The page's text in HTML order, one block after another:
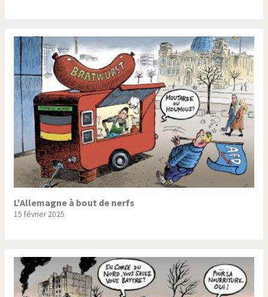
L'Allemagne à bout de nerfs
15 février 2025